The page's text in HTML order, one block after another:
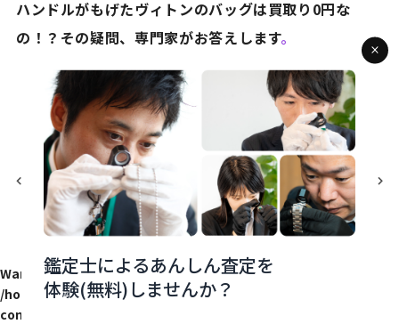
ハンドルがもげたヴィトンのバッグは買取り0円な
の！？その疑問、専門家がお答えします。
LOUIS VUITTON サングラス買取
ルイヴィトン
ルイヴィトン買取
下関 買取
前の記事 次の記事
Warning: Attempt to read property "name" on null in
/home/monobank/monobank.jp/public_html/wp-
content/themes/monobank_shop/single-works.php
鑑定士によるあんしん査定を
体験(無料)しませんか？